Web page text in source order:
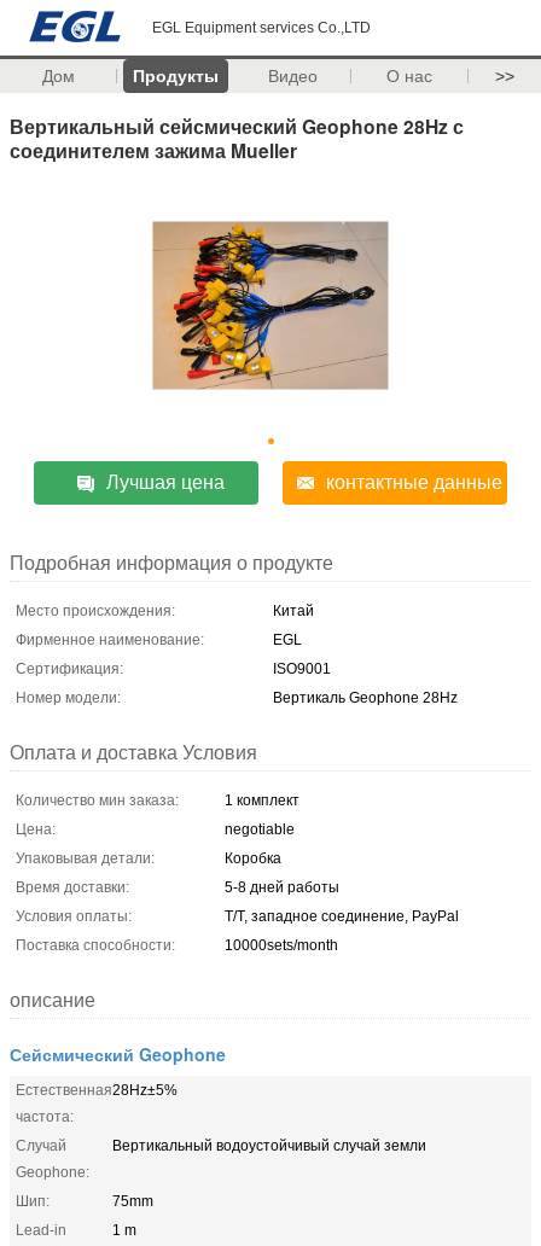
EGL Equipment services Co.,LTD
Дом Продукты Видео О нас >>
Вертикальный сейсмический Geophone 28Hz с
соединителем зажима Mueller
Лучшая цена контактные данные
Подробная информация о продукте
Место происхождения:
Китай
Фирменное наименование:
EGL
Сертификация:
ISO9001
Номер модели:
Вертикаль Geophone 28Hz
Оплата и доставка Условия
Количество мин заказа:
1 комплект
Цена:
negotiable
Упаковывая детали:
Коробка
Время доставки:
5-8 дней работы
Условия оплаты:
T/T, западное соединение, PayPal
Поставка способности:
10000sets/month
описание
Сейсмический Geophone
Естественная
частота:
28Hz±5%
Случай
Geophone:
Вертикальный водоустойчивый случай земли
Шип:
75mm
Lead-in
1 m